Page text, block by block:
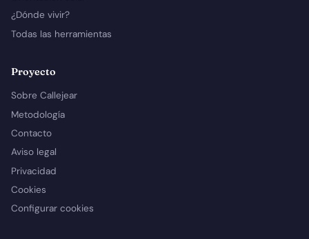
¿Dónde vivir?
Todas las herramientas
Proyecto
Sobre Callejear
Metodología
Contacto
Aviso legal
Privacidad
Cookies
Configurar cookies